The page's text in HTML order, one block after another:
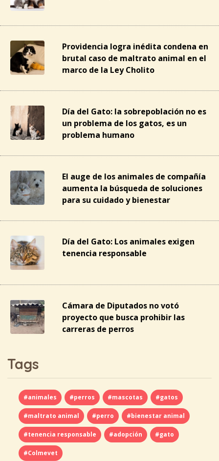
Providencia logra inédita condena en
brutal caso de maltrato animal en el
marco de la Ley Cholito
Día del Gato: la sobrepoblación no es
un problema de los gatos, es un
problema humano
El auge de los animales de compañía
aumenta la búsqueda de soluciones
para su cuidado y bienestar
Día del Gato: Los animales exigen
tenencia responsable
Cámara de Diputados no votó
proyecto que busca prohibir las
carreras de perros
Tags
#animales #perros #mascotas #gatos
#maltrato animal #perro #bienestar animal
#tenencia responsable #adopción #gato
#Colmevet